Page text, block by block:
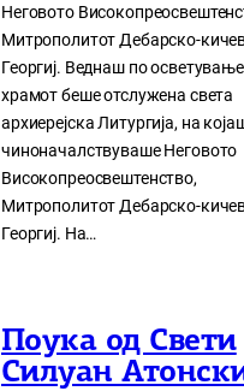
Неговото
Митрополитот Дебарско-
Георгиј. Веднаш по
храмот беше отслужена света
архиерејска Литургија, на
чиноначалствуваше Неговото
Високопреосвештенство,
Митрополитот Дебарско-
Георгиј. На…
Поука од Свети
Силуан